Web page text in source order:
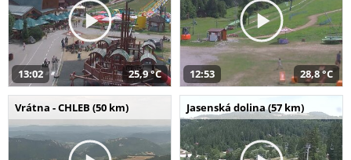
13:02 25,9 °C 12:53 28,8 °C
Vrátna - CHLEB (50 km) Jasenská dolina (57 km)